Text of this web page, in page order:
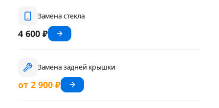
Замена стекла
4 600 ₽
Замена задней крышки
от 2 900 ₽